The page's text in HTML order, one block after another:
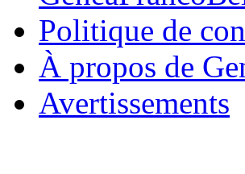
Politique de
À propos de
Avertissements